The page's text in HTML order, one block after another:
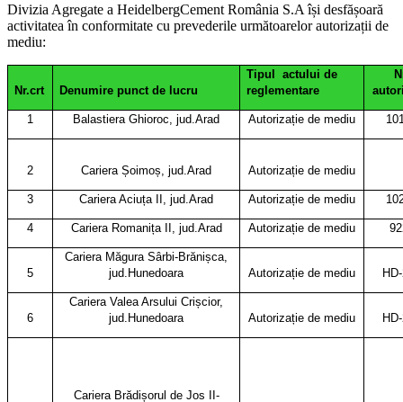
Divizia Agregate a HeidelbergCement România S.A își desfășoară
activitatea în conformitate cu prevederile următoarelor autorizații de
mediu:
Nr.crt Denumire punct de lucru
Tipul actului de
reglementare
1 Balastiera Ghioroc, jud.Arad Autorizație de mediu
2 Cariera Șoimoș, jud.Arad Autorizație de mediu
3 Cariera Aciuța II, jud.Arad Autorizație de mediu
4 Cariera Romanița II, jud.Arad Autorizație de mediu
5
Cariera Măgura Sârbi-Brănișca,
jud.Hunedoara
Autorizație de mediu
6
Cariera Valea Arsului Crișcior,
jud.Hunedoara
Autorizație de mediu
Cariera Brădișorul de Jos II-